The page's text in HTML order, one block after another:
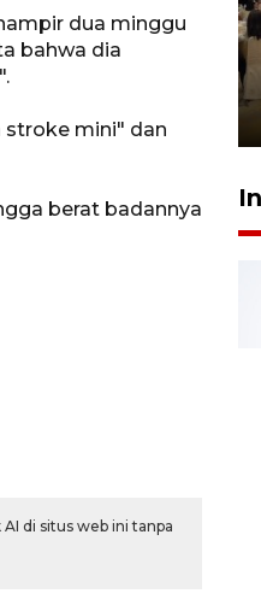
dua minggu
bahwa dia
stroke mini" dan
berat badannya
di situs web ini tanpa
Barisan
Kodam